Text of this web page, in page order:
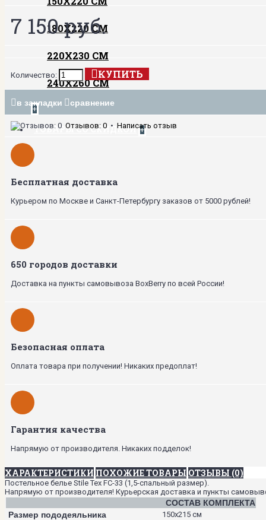
180Х220 СМ
220Х230 СМ
240Х260 СМ
+
ТОВАРЫ СО СКИДКОЙ +
7 150 руб.
Количество: КУПИТЬ
в закладки сравнение
Отзывов: 0 • Написать отзыв
Бесплатная доставка
Курьером по Москве и Санкт-Петербургу заказов от 5000 рублей!
650 городов доставки
Доставка на пункты самовывоза BoxBerry по всей России!
Безопасная оплата
Оплата товара при получении! Никаких предоплат!
Гарантия качества
Напрямую от производителя. Никаких подделок!
ХАРАКТЕРИСТИКИ ПОХОЖИЕ ТОВАРЫ ОТЗЫВЫ (0)
Постельное белье Stile Tex FC-33 (1,5-спальный размер).
Напрямую от производителя! Курьерская доставка и пункты
СОСТАВ КОМПЛЕКТА
Размер пододеяльника
150х215 см